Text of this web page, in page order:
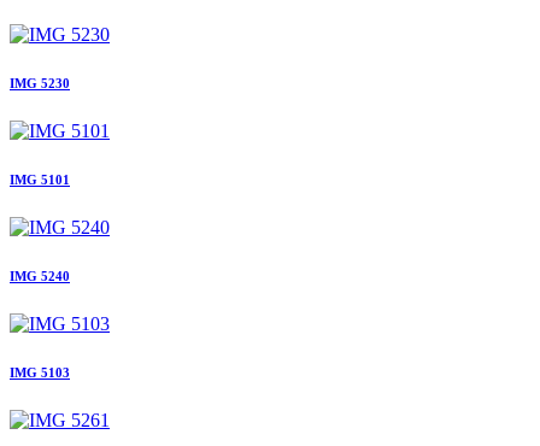
IMG 5230
IMG 5101
IMG 5240
IMG 5103